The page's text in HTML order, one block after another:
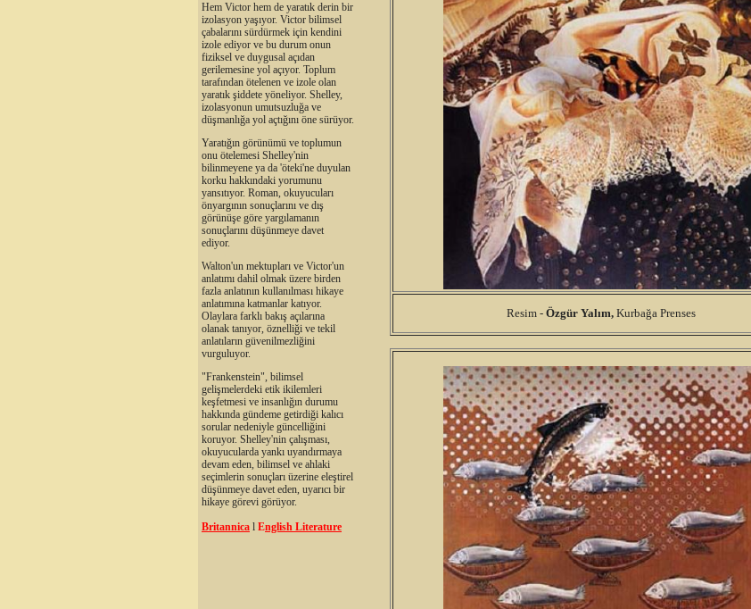
Hem Victor hem de yaratık derin bir
izolasyon yaşıyor. Victor bilimsel
çabalarını sürdürmek için kendini
izole ediyor ve bu durum onun
fiziksel ve duygusal açıdan
gerilemesine yol açıyor. Toplum
tarafından ötelenen ve izole olan
yaratık şiddete yöneliyor. Shelley,
izolasyonun umutsuzluğa ve
düşmanlığa yol açtığını öne sürüyor.
Yaratığın görünümü ve toplumun
onu ötelemesi Shelley'nin
bilinmeyene ya da 'öteki'ne duyulan
korku hakkındaki yorumunu
yansıtıyor. Roman, okuyucuları
önyargının sonuçlarını ve dış
görünüşe göre yargılamanın
sonuçlarını düşünmeye davet
ediyor.
Walton'un mektupları ve Victor'un
anlatımı dahil olmak üzere birden
fazla anlatının kullanılması hikaye
anlatımına katmanlar katıyor.
Olaylara farklı bakış açılarına
olanak tanıyor, öznelliği ve tekil
anlatıların güvenilmezliğini
vurguluyor.
"Frankenstein", bilimsel
gelişmelerdeki etik ikilemleri
keşfetmesi ve insanlığın durumu
hakkında gündeme getirdiği kalıcı
sorular nedeniyle güncelliğini
koruyor. Shelley'nin çalışması,
okuyucularda yankı uyandırmaya
devam eden, bilimsel ve ahlaki
seçimlerin sonuçları üzerine eleştirel
düşünmeye davet eden, uyarıcı bir
hikaye görevi görüyor.
Britannica l English Literature
Resim - Özgür Yalım,Kurbağa Prenses